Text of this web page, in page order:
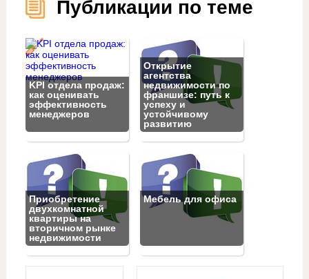
Публикации по теме
KPI отдела продаж:
как оценивать
эффективность
менеджеров
Открытие
агентства
недвижимости по
франшизе: путь к
успеху и
устойчивому
развитию
Приобретение
двухкомнатной
квартиры на
вторичном рынке
недвижимости
Мебель для офиса